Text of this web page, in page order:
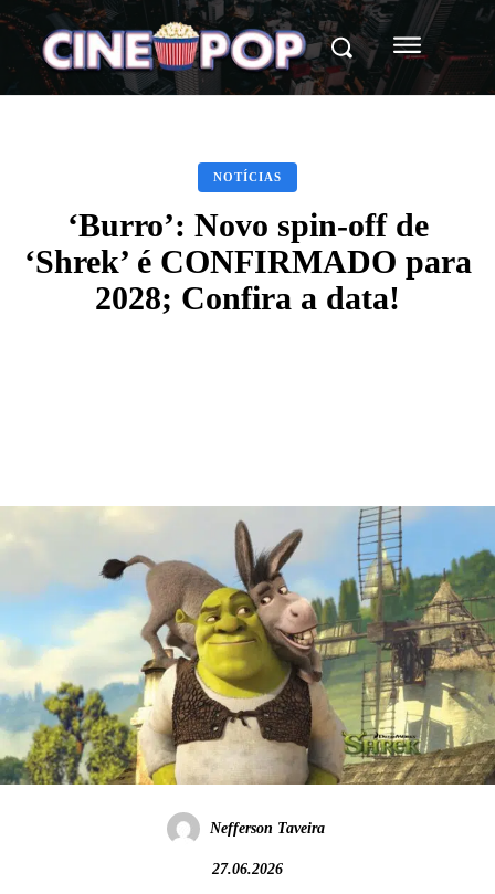
NOTÍCIAS
‘Burro’: Novo spin-off de
‘Shrek’ é CONFIRMADO para
2028; Confira a data!
Nefferson Taveira
27.06.2026